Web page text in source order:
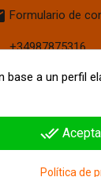
Formulario de
+34987875316
Calle La
base a un perfil
done_all
Política de